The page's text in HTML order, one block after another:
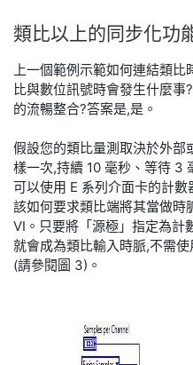
類比以上的同步化功
上一個範例示範如何連結類
比與數位訊號時會發生什麼
的流暢整合?答案是,是。
假設您的類比量測取決於外部
樣一次,持續 10 毫秒、等待 3
可以使用 E 系列介面卡的計
該如何要求類比端將其當做時
VI。只要將「源極」指定為計
就會成為類比輸入時脈,不需
(請參閱圖 3)。